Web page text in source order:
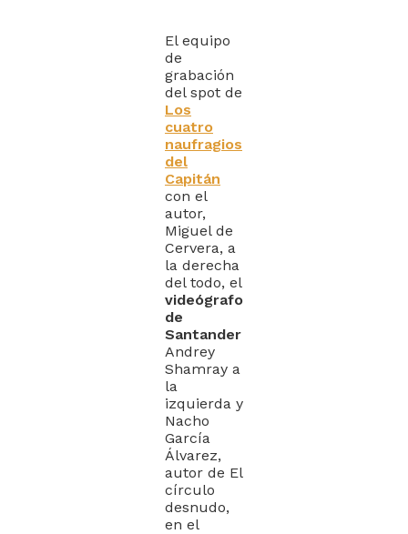
El equipo
de
grabación
del spot de
Los
cuatro
naufragios
del
Capitán
con el
autor,
Miguel de
Cervera, a
la derecha
del todo, el
videógrafo
de
Santander
Andrey
Shamray a
la
izquierda y
Nacho
García
Álvarez,
autor de El
círculo
desnudo,
en el